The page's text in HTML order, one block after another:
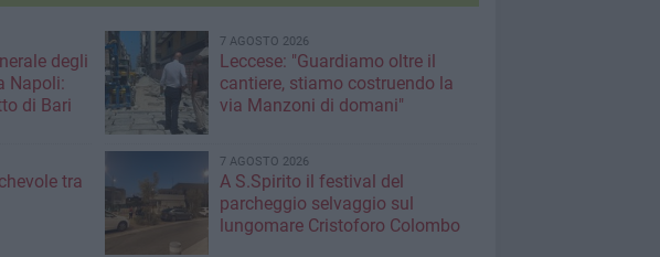
degli
Napoli:
di Bari
7 AGOSTO 2026
Leccese: "Guardiamo oltre il
cantiere, stiamo costruendo la
via Manzoni di domani"
tra
7 AGOSTO 2026
A S.Spirito il festival del
parcheggio selvaggio sul
lungomare Cristoforo Colombo